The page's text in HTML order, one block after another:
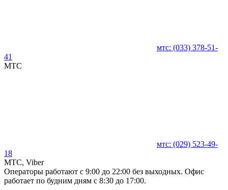
мтс: (033) 378-51-
41
MTC
мтс: (029) 523-49-
18
MTC, Viber
Операторы работают с 9:00 до 22:00 без выходных. Офис
работает по будним дням с 8:30 до 17:00.